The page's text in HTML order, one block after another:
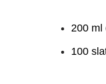
200 ml
100